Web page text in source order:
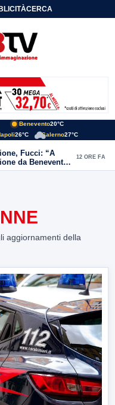
CERCA
Benevento20°C
26°C Salerno27°C
Fucci: “A
da Benevento
12 ORE FA
aggiornamenti della